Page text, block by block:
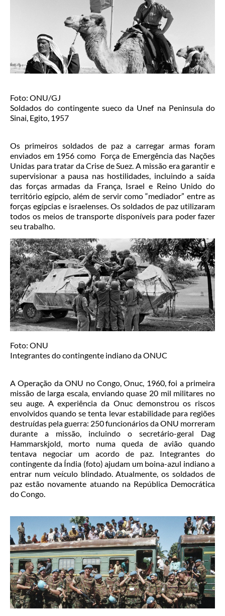
Foto: ONU/GJ
Soldados do contingente sueco da Unef na Peninsula do
Sinai, Egito, 1957
Os primeiros soldados de paz a carregar armas foram
enviados em 1956 como Força de Emergência das Nações
Unidas para tratar da Crise de Suez. A missão era garantir e
supervisionar a pausa nas hostilidades, incluindo a saída
das forças armadas da França, Israel e Reino Unido do
território egípcio, além de servir como “mediador” entre as
forças egípcias e israelenses. Os soldados de paz utilizaram
todos os meios de transporte disponíveis para poder fazer
seu trabalho.
Foto: ONU
Integrantes do contingente indiano da ONUC
A Operação da ONU no Congo, Onuc, 1960, foi a primeira
missão de larga escala, enviando quase 20 mil militares no
seu auge. A experiência da Onuc demonstrou os riscos
envolvidos quando se tenta levar estabilidade para regiões
destruídas pela guerra: 250 funcionários da ONU morreram
durante a missão, incluindo o secretário-geral Dag
Hammarskjold, morto numa queda de avião quando
tentava negociar um acordo de paz. Integrantes do
contingente da Índia (foto) ajudam um boina-azul indiano a
entrar num veículo blindado. Atualmente, os soldados de
paz estão novamente atuando na República Democrática
do Congo.